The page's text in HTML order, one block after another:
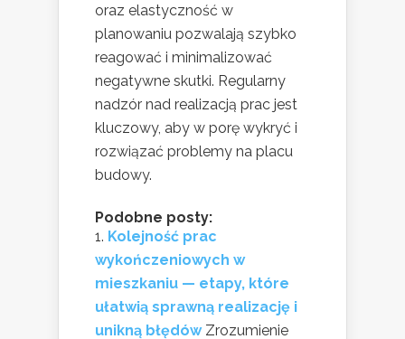
oraz elastyczność w
planowaniu pozwalają szybko
reagować i minimalizować
negatywne skutki. Regularny
nadzór nad realizacją prac jest
kluczowy, aby w porę wykryć i
rozwiązać problemy na placu
budowy.
Podobne posty:
Kolejność prac
wykończeniowych w
mieszkaniu — etapy, które
ułatwią sprawną realizację i
unikną błędów Zrozumienie